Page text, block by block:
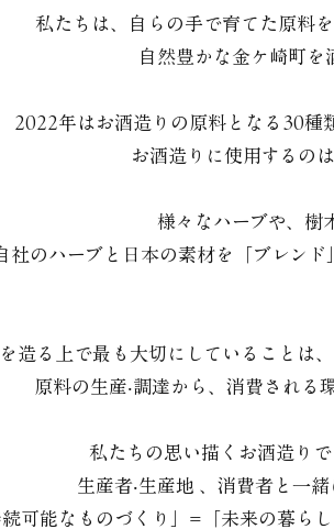
私たちは、自らの手で育てた原料
自然豊かな金ケ崎町を
2022年はお酒造りの原料となる30種
お酒造りに使用するの
様々なハーブや、樹
社のハーブと日本の素材を「ブレンド
造る上で最も大切にしていることは
原料の生産‧調達から、消費される
私たちの思い描くお酒造り
生産者‧生産地 、消費者と一
続可能なものづくり」=「未来の暮ら